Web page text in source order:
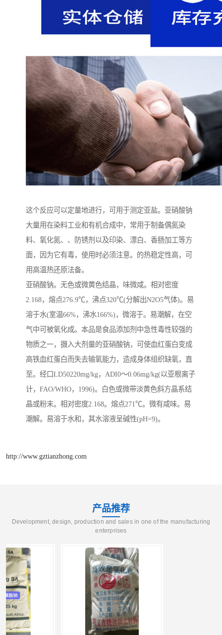
这个反应可以定量地进行，可用于测定亚盐。亚硝酸钠
大量用在染料工业和有机合成中，常用于制备偶氮染
料、氧化氮、、防锈剂以及印染、漂白、香肠加工等方
面，因为它有毒，使用时必须注意。的热稳定性高，可
用高温热还原法备。
亚硝酸钠。无色或微黄色结晶，味微咸。相对密度
2.168，熔点276.9℃，沸点320℃(分解出N2O5气体)。易
溶于水(室温66%，沸水166%)，微溶于。易潮解，在空
气中可被氧化成。本品是食品添加剂中急性毒性较强的
物质之一，摄入大剂量的亚硝酸钠，可使血红蛋白变成
高铁血红蛋白而失去输氧能力，造成身体组织缺氧，直
至。经口LD50220mg/kg，ADI0～0.06mg/kg(以亚根离子
计，FAO/WHO，1996)。白色或微带淡黄色斜方晶系结
晶或粉末。相对密度2.168。熔点271℃。微有咸味。易
潮解。易溶于水和，其水溶液呈碱性(pH=9)。
http://www.gztianzhong.com
产品推荐
Development, design, production and sales in one of the manufacturing
enterprises